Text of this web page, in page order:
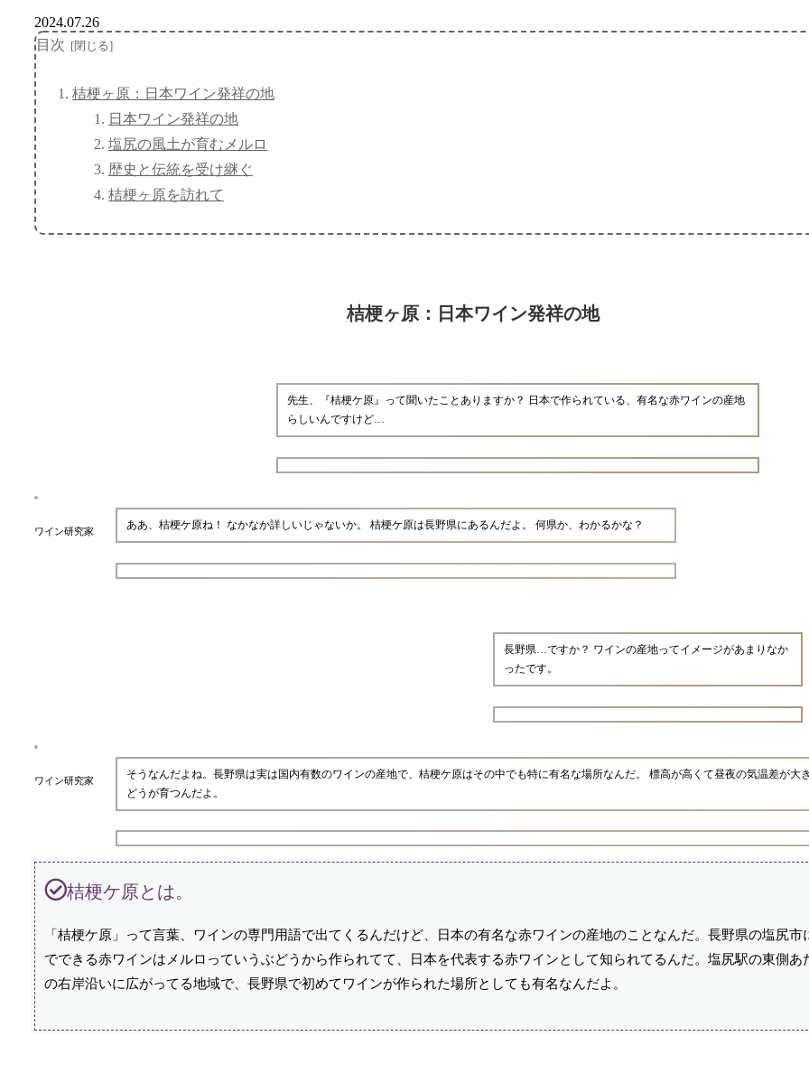
2024.07.26
目次
桔梗ヶ原：日本ワイン発祥の地
日本ワイン発祥の地
塩尻の風土が育むメルロ
歴史と伝統を受け継ぐ
桔梗ヶ原を訪れて
桔梗ヶ原：日本ワイン発祥の地
先生、『桔梗ケ原』って聞いたことありますか？ 日本で作られている、有名な赤ワインの産地
らしいんですけど…
ワイン研究家 ああ、桔梗ケ原ね！ なかなか詳しいじゃないか。 桔梗ケ原は長野県にあるんだよ。 何県か、わかるかな？
長野県…ですか？ ワインの産地ってイメージがあまりなか
ったです。
ワイン研究家
そうなんだよね。長野県は実は国内有数のワインの産地で、桔梗ケ原はその中でも特に有名な場所なんだ。 標高が高くて昼夜の気温差が大
どうが育つんだよ。
桔梗ケ原とは。
「桔梗ケ原」って言葉、ワインの専門用語で出てくるんだけど、日本の有名な赤ワインの産地のことなんだ。長野県の塩尻市
でできる赤ワインはメルロっていうぶどうから作られてて、日本を代表する赤ワインとして知られてるんだ。塩尻駅の東側あ
の右岸沿いに広がってる地域で、長野県で初めてワインが作られた場所としても有名なんだよ。